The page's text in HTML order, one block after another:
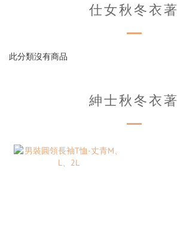
仕女秋冬衣著
此分類沒有商品
紳士秋冬衣著